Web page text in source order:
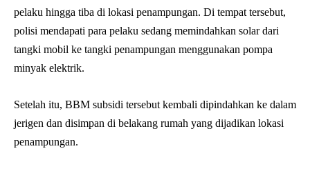
pelaku hingga tiba di lokasi penampungan. Di tempat tersebut,
polisi mendapati para pelaku sedang memindahkan solar dari
tangki mobil ke tangki penampungan menggunakan pompa
minyak elektrik.
Setelah itu, BBM subsidi tersebut kembali dipindahkan ke dalam
jerigen dan disimpan di belakang rumah yang dijadikan lokasi
penampungan.